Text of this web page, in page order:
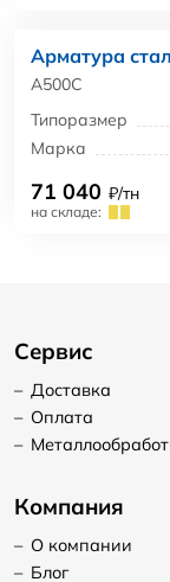
Арматура
А500С
Типоразмер
Марка
71 040 ₽/тн
на складе:
Сервис
– Доставка
– Оплата
–
Компания
– О компании
– Блог